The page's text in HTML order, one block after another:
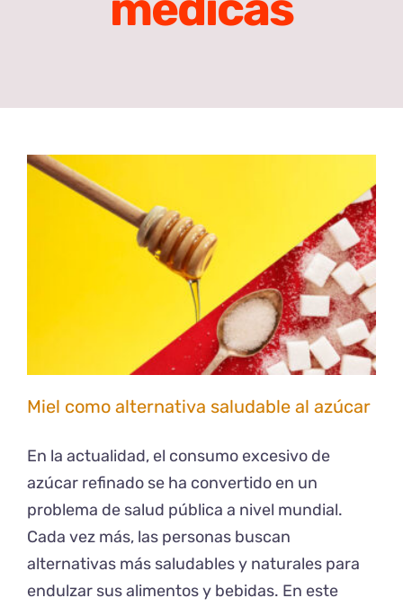
Miel como alternativa saludable al azúcar
En la actualidad, el consumo excesivo de
azúcar refinado se ha convertido en un
problema de salud pública a nivel mundial.
Cada vez más, las personas buscan
alternativas más saludables y naturales para
endulzar sus alimentos y bebidas. En este